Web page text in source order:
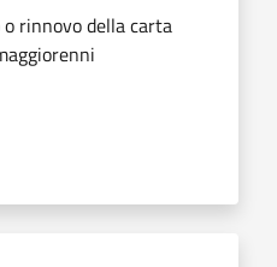
rinnovo della carta